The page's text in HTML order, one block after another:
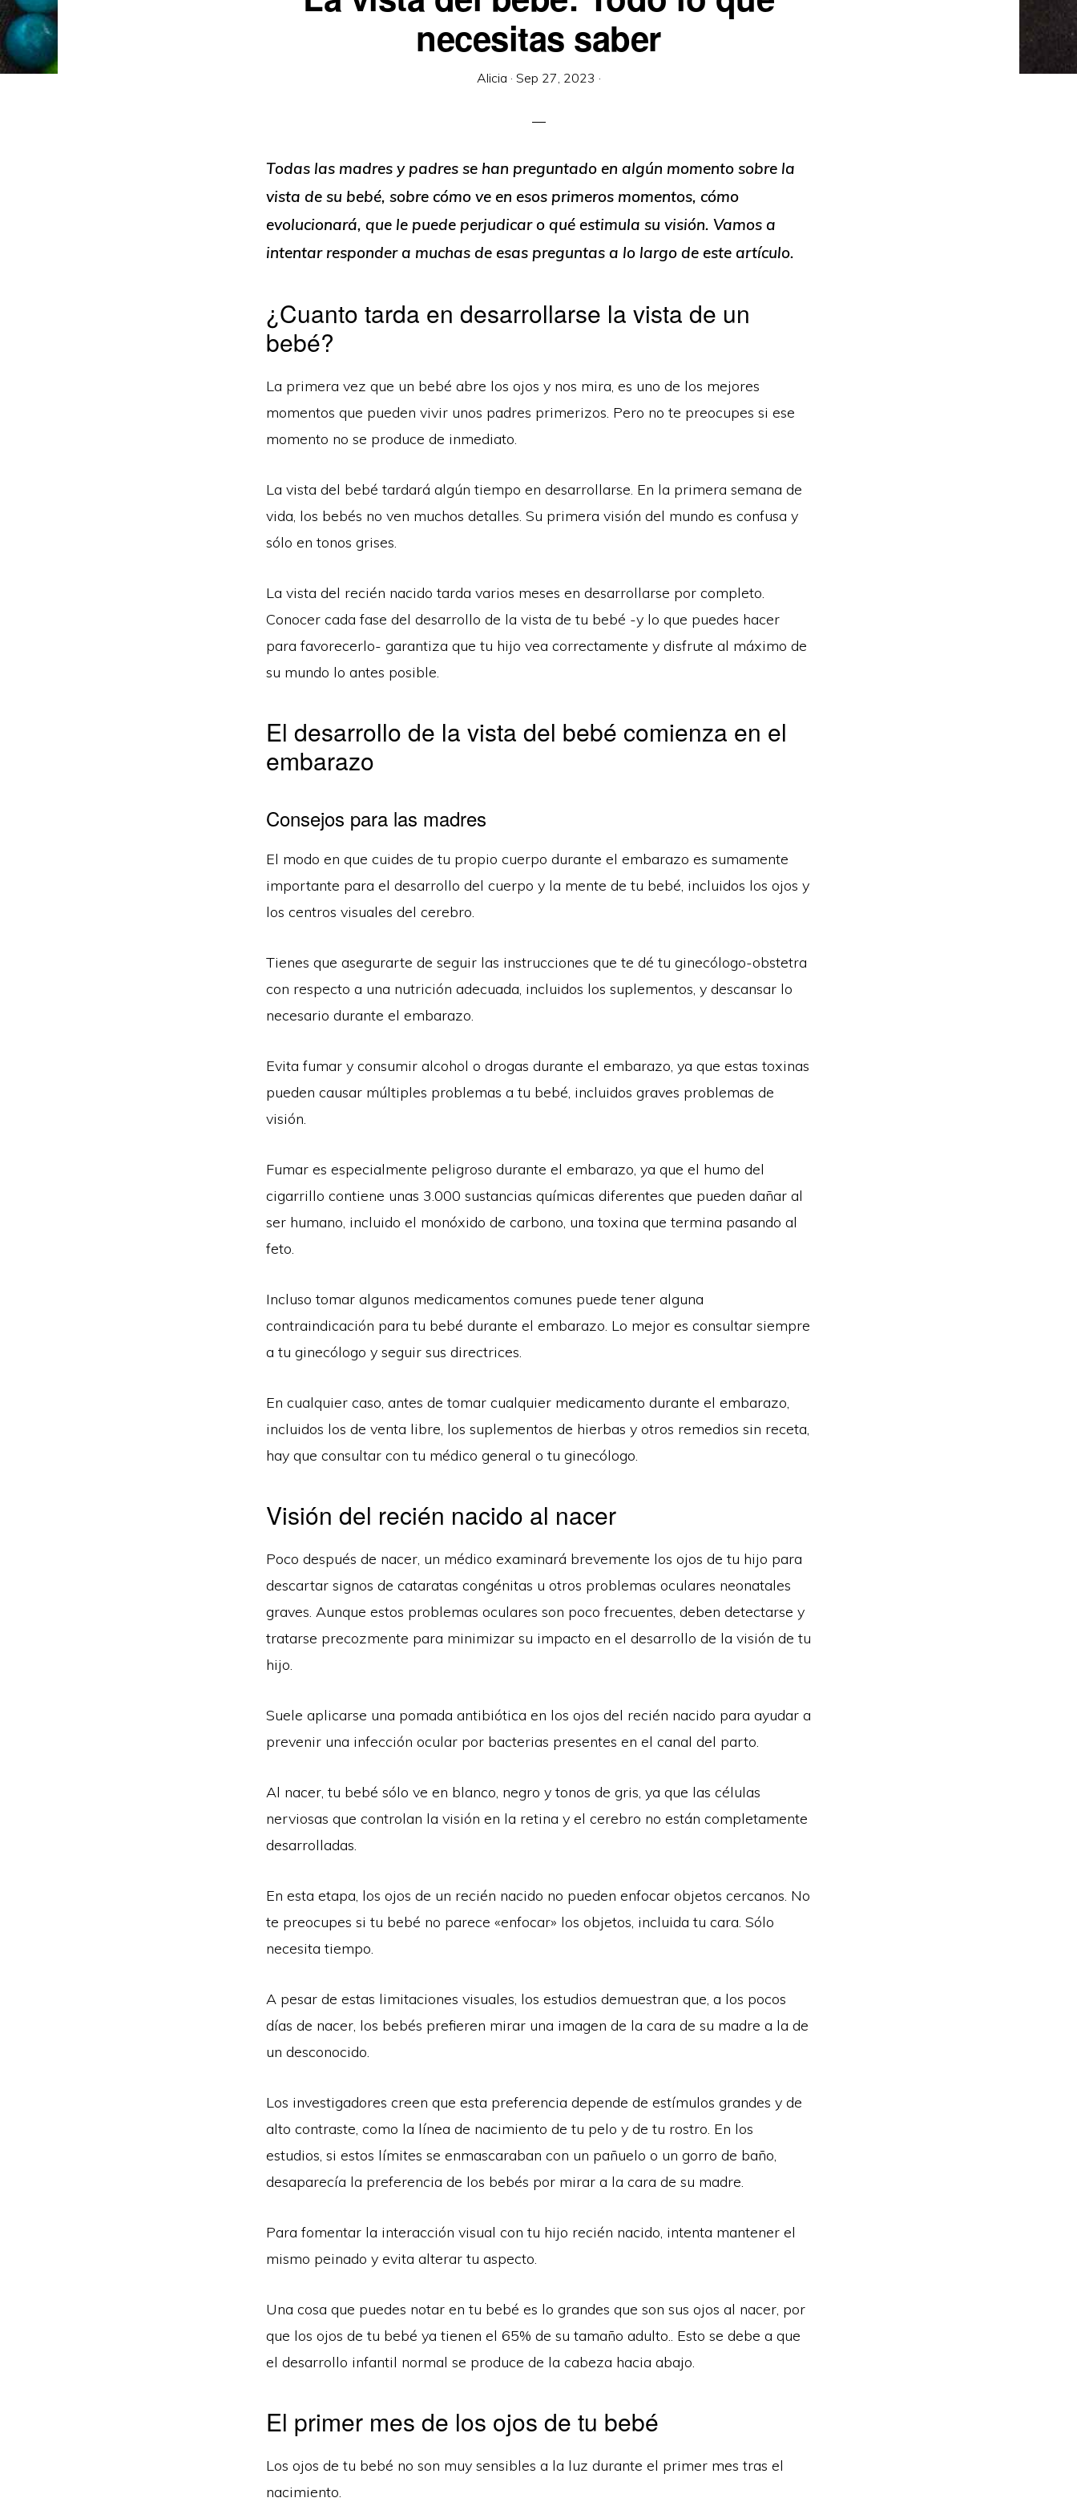
necesitas saber
Alicia · Sep 27, 2023 ·
Todas las madres y padres se han preguntado en algún momento sobre la
vista de su bebé, sobre cómo ve en esos primeros momentos, cómo
evolucionará, que le puede perjudicar o qué estimula su visión. Vamos a
intentar responder a muchas de esas preguntas a lo largo de este artículo.
¿Cuanto tarda en desarrollarse la vista de un
bebé?
La primera vez que un bebé abre los ojos y nos mira, es uno de los mejores
momentos que pueden vivir unos padres primerizos. Pero no te preocupes si ese
momento no se produce de inmediato.
La vista del bebé tardará algún tiempo en desarrollarse. En la primera semana de
vida, los bebés no ven muchos detalles. Su primera visión del mundo es confusa y
sólo en tonos grises.
La vista del recién nacido tarda varios meses en desarrollarse por completo.
Conocer cada fase del desarrollo de la vista de tu bebé -y lo que puedes hacer
para favorecerlo- garantiza que tu hijo vea correctamente y disfrute al máximo de
su mundo lo antes posible.
El desarrollo de la vista del bebé comienza en el
embarazo
Consejos para las madres
El modo en que cuides de tu propio cuerpo durante el embarazo es sumamente
importante para el desarrollo del cuerpo y la mente de tu bebé, incluidos los ojos y
los centros visuales del cerebro.
Tienes que asegurarte de seguir las instrucciones que te dé tu ginecólogo-obstetra
con respecto a una nutrición adecuada, incluidos los suplementos, y descansar lo
necesario durante el embarazo.
Evita fumar y consumir alcohol o drogas durante el embarazo, ya que estas toxinas
pueden causar múltiples problemas a tu bebé, incluidos graves problemas de
visión.
Fumar es especialmente peligroso durante el embarazo, ya que el humo del
cigarrillo contiene unas 3.000 sustancias químicas diferentes que pueden dañar al
ser humano, incluido el monóxido de carbono, una toxina que termina pasando al
feto.
Incluso tomar algunos medicamentos comunes puede tener alguna
contraindicación para tu bebé durante el embarazo. Lo mejor es consultar siempre
a tu ginecólogo y seguir sus directrices.
En cualquier caso, antes de tomar cualquier medicamento durante el embarazo,
incluidos los de venta libre, los suplementos de hierbas y otros remedios sin receta,
hay que consultar con tu médico general o tu ginecólogo.
Visión del recién nacido al nacer
Poco después de nacer, un médico examinará brevemente los ojos de tu hijo para
descartar signos de cataratas congénitas u otros problemas oculares neonatales
graves. Aunque estos problemas oculares son poco frecuentes, deben detectarse y
tratarse precozmente para minimizar su impacto en el desarrollo de la visión de tu
hijo.
Suele aplicarse una pomada antibiótica en los ojos del recién nacido para ayudar a
prevenir una infección ocular por bacterias presentes en el canal del parto.
Al nacer, tu bebé sólo ve en blanco, negro y tonos de gris, ya que las células
nerviosas que controlan la visión en la retina y el cerebro no están completamente
desarrolladas.
En esta etapa, los ojos de un recién nacido no pueden enfocar objetos cercanos. No
te preocupes si tu bebé no parece «enfocar» los objetos, incluida tu cara. Sólo
necesita tiempo.
A pesar de estas limitaciones visuales, los estudios demuestran que, a los pocos
días de nacer, los bebés prefieren mirar una imagen de la cara de su madre a la de
un desconocido.
Los investigadores creen que esta preferencia depende de estímulos grandes y de
alto contraste, como la línea de nacimiento de tu pelo y de tu rostro. En los
estudios, si estos límites se enmascaraban con un pañuelo o un gorro de baño,
desaparecía la preferencia de los bebés por mirar a la cara de su madre.
Para fomentar la interacción visual con tu hijo recién nacido, intenta mantener el
mismo peinado y evita alterar tu aspecto.
Una cosa que puedes notar en tu bebé es lo grandes que son sus ojos al nacer, por
que los ojos de tu bebé ya tienen el 65% de su tamaño adulto.. Esto se debe a que
el desarrollo infantil normal se produce de la cabeza hacia abajo.
El primer mes de los ojos de tu bebé
Los ojos de tu bebé no son muy sensibles a la luz durante el primer mes tras el
nacimiento.